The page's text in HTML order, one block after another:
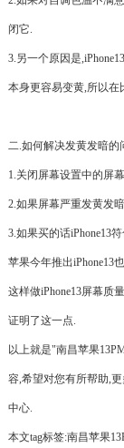
闭它.
3.另一个原因是
本身更容易变黄,所以在
二.如何解决发黄发暗的
1.关闭屏幕设置中的屏
2.如果屏幕严重发黄发
3.如果买的话iPhone13
苹果今年推出iPhone13
这样做iPhone13屏幕质
证明了这一点.
以上就是"南昌苹果
容,希望对您有所帮助,
中心.
本文tag标签:南昌苹果